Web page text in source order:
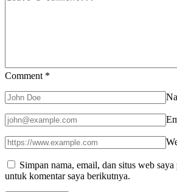
Comment *
Simpan nama, email, dan situs web
untuk komentar saya berikutnya.